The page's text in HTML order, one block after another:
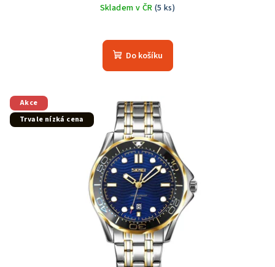
Skladem v ČR (5 ks)
hodnocení
produktu
5
hvězdiček.
Do košíku
Akce
Trvale nízká cena